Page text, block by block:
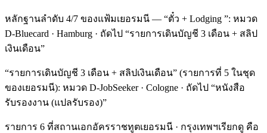
หลักฐานลำดับ 4/7 ของแฟ้มเยอรมนี — “ตั๋ว + Lodging ”: หมวด
D-Bluecard · Hamburg · ถัดไป “รายการเดินบัญชี 3 เดือน + สลิป
เงินเดือน”
“รายการเดินบัญชี 3 เดือน + สลิปเงินเดือน” (รายการที่ 5 ในชุด
ของเยอรมนี): หมวด D-JobSeeker · Cologne · ถัดไป “หนังสือ
รับรองงาน (แปลรับรอง)”
รายการ 6 ที่สถานเอกอัครราชทูตเยอรมนี · กรุงเทพฯเรียกดู คือ